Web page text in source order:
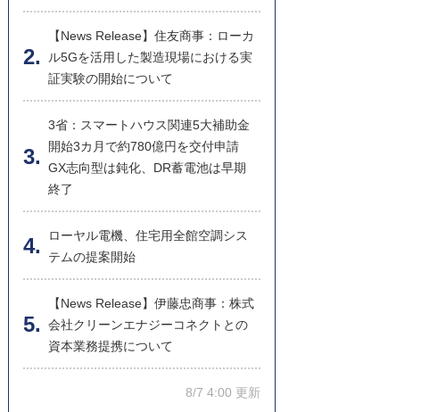
【News Release】住友商事：ローカ
ル5Gを活用した製造現場における実
証実験の開始について
3省：スマートハウス関連5大補助金
開始3カ月で約780億円を交付申請
GX志向型は鈍化、DR蓄電池は早期
終了
ローヤル電機、住宅用全館空調シス
テムの提案開始
【News Release】伊藤忠商事：株式
会社クリーンエナジーコネクトとの
資本業務提携について
8/7 4:00 更新